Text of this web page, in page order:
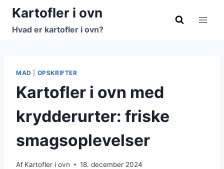
Fortsæt
indhold
Kartofler i ovn
Hvad er kartofler i ovn?
MAD OPSKRIFTER
Kartofler i ovn med
krydderurter: friske
smagsoplevelser
Af Kartofler i ovn 18. december 2024